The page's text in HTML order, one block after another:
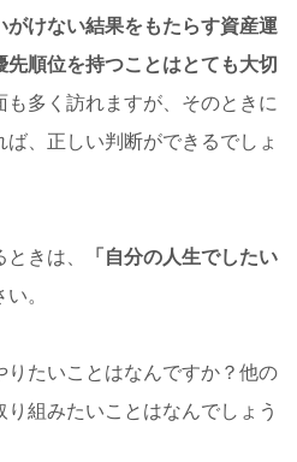
がけない結果をもたらす資産運
順位を持つことはとても大切
も多く訪れますが、そのときに
、正しい判断ができるでしょ
きは、
「自分の人生でしたい
。
りたいことはなんですか？他の
組みたいことはなんでしょう